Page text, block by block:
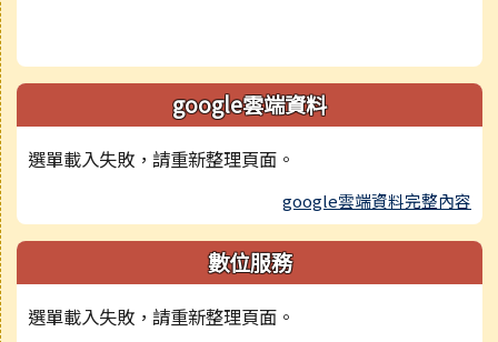
google雲端資料
選單載入失敗，請重新整理頁面。
google雲端資料完整內容
數位服務
選單載入失敗，請重新整理頁面。